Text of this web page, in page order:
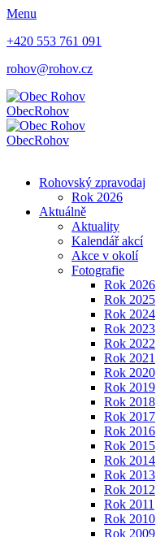
Menu
+420 553 761 091
rohov@rohov.cz
ObecRohov
ObecRohov
Rohovský zpravodaj
Rok 2026
Aktuálně
Aktuality
Kalendář akcí
Akce v okolí
Fotografie
Rok 2026
Rok 2025
Rok 2024
Rok 2023
Rok 2022
Rok 2021
Rok 2020
Rok 2019
Rok 2018
Rok 2017
Rok 2016
Rok 2015
Rok 2014
Rok 2013
Rok 2012
Rok 2011
Rok 2010
Rok 2009